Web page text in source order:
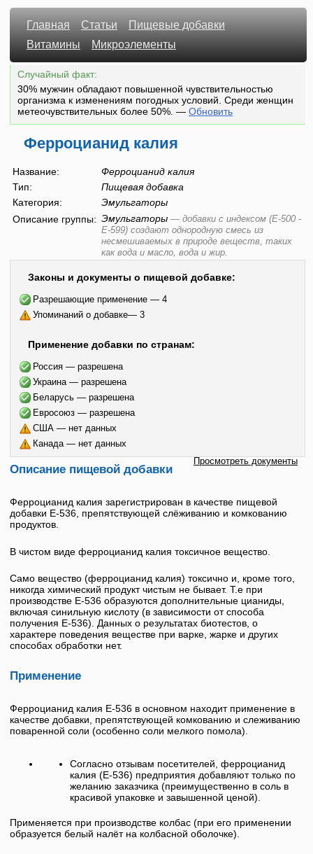
Главная Статьи
Пищевые добавки
Витамины
Микроэлементы
Случайный факт:
30% мужчин обладают повышенной чувствительностью
организма к изменениям погодных условий. Среди женщин
метеочувствительных более 50%. — Обновить
Ферроцианид калия
Название:
Ферроцианид калия
Тип:
Пищевая добавка
Категория:
Эмульгаторы
Описание группы: Эмульгаторы — добавки с индексом (E-500 -
E-599) создают однородную смесь из
несмешиваемых в природе веществ, таких
как вода и масло, вода и жир.
Законы и документы о пищевой добавке:
Разрешающие применение — 4
Упоминаний о добавке— 3
Применение добавки по странам:
Россия — разрешена
Украина — разрешена
Беларусь — разрешена
Евросоюз — разрешена
США — нет данных
Канада — нет данных
Просмотреть документы
Описание пищевой добавки
Ферроцианид калия зарегистрирован в качестве пищевой
добавки E-536, препятствующей слёживанию и комкованию
продуктов.
В чистом виде ферроцианид калия токсичное вещество.
Само вещество (ферроцианид калия) токсично и, кроме того,
никогда химический продукт чистым не бывает. Т.е при
производстве Е-536 образуются дополнительные цианиды,
включая синильную кислоту (в зависимости от способа
получения E-536). Данных о результатах биотестов, о
характере поведения веществе при варке, жарке и других
способах обработки нет.
Применение
Ферроцианид калия Е-536 в основном находит применение в
качестве добавки, препятствующей комкованию и слеживанию
поваренной соли (особенно соли мелкого помола).
Согласно отзывам посетителей, ферроцианид
калия (Е-536) предприятия добавляют только по
желанию заказчика (преимущественно в соль в
красивой упаковке и завышенной ценой).
Применяется при производстве колбас (при его применении
образуется белый налёт на колбасной оболочке).